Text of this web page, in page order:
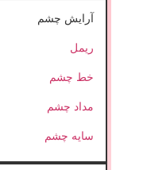
آرایش چشم
ریمل
خط چشم
مداد چشم
سایه چشم